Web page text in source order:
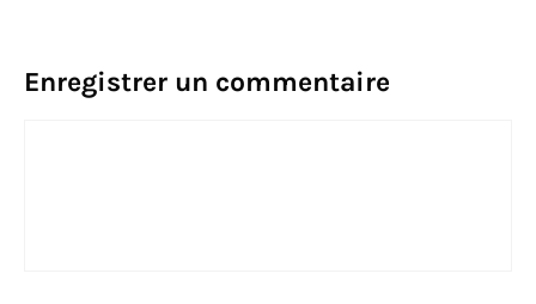
Enregistrer un commentaire